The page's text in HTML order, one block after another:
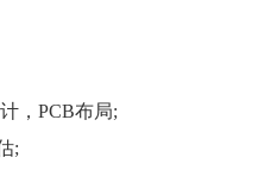
，PCB布局;
;